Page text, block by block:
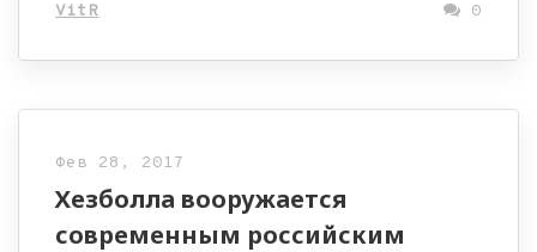
VitR 0
Фев 28, 2017
Хезболла вооружается
современным российским